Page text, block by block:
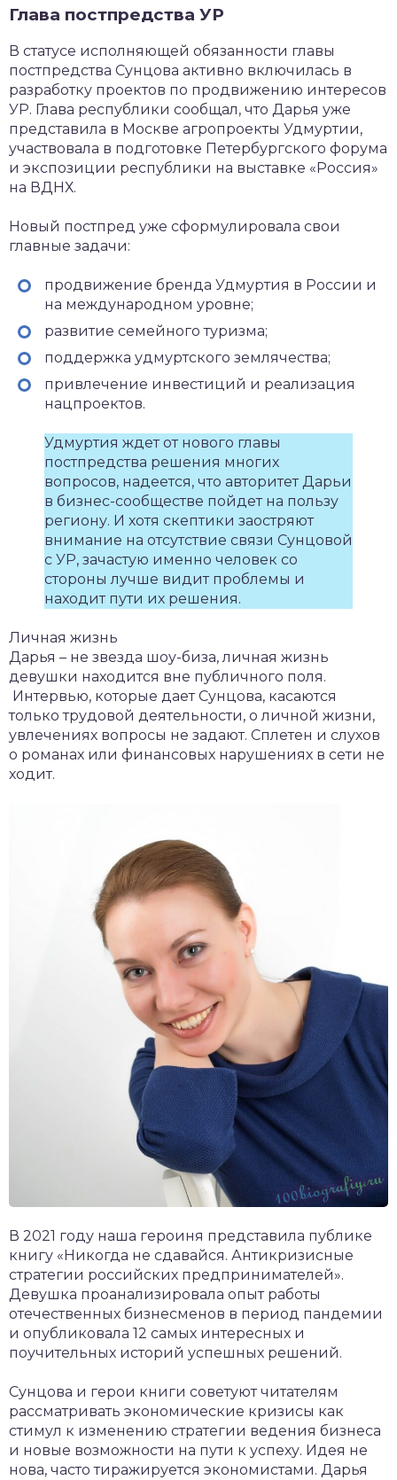
Глава постпредства УР
В статусе исполняющей обязанности главы
постпредства Сунцова активно включилась в
разработку проектов по продвижению интересов
УР. Глава республики сообщал, что Дарья уже
представила в Москве агропроекты Удмуртии,
участвовала в подготовке Петербургского форума
и экспозиции республики на выставке «Россия»
на ВДНХ.
Новый постпред уже сформулировала свои
главные задачи:
продвижение бренда Удмуртия в России и
на международном уровне;
развитие семейного туризма;
поддержка удмуртского землячества;
привлечение инвестиций и реализация
нацпроектов.
Удмуртия ждет от нового главы
постпредства решения многих
вопросов, надеется, что авторитет Дарьи
в бизнес-сообществе пойдет на пользу
региону. И хотя скептики заостряют
внимание на отсутствие связи Сунцовой
с УР, зачастую именно человек со
стороны лучше видит проблемы и
находит пути их решения.
Личная жизнь
Дарья – не звезда шоу-биза, личная жизнь
девушки находится вне публичного поля.
Интервью, которые дает Сунцова, касаются
только трудовой деятельности, о личной жизни,
увлечениях вопросы не задают. Сплетен и слухов
о романах или финансовых нарушениях в сети не
ходит.
В 2021 году наша героиня представила публике
книгу «Никогда не сдавайся. Антикризисные
стратегии российских предпринимателей».
Девушка проанализировала опыт работы
отечественных бизнесменов в период пандемии
и опубликовала 12 самых интересных и
поучительных историй успешных решений.
Сунцова и герои книги советуют читателям
рассматривать экономические кризисы как
стимул к изменению стратегии ведения бизнеса
и новые возможности на пути к успеху. Идея не
нова, часто тиражируется экономистами. Дарья